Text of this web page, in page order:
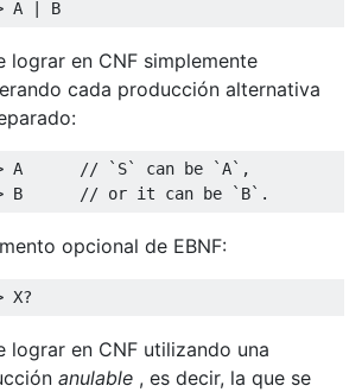
lograr en CNF simplemente
cada producción alternativa
A      // `S` can be `A`,
opcional de EBNF:
lograr en CNF utilizando una
anulable , es decir, la que se